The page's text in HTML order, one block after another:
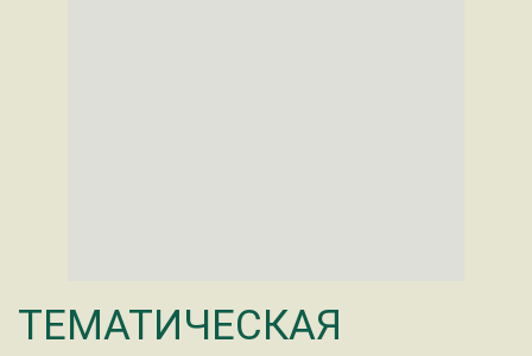
ТЕМАТИЧЕСКАЯ